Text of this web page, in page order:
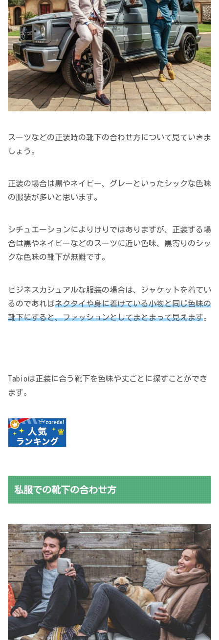
スーツなどの正装時の靴下の合わせ方について見ていきま
しょう。
正装の場合は黒やネイビー、グレーといったシックな色味
の服装が多いと思います。
シチュエーションによりけりではありますが、正装する場
合は黒やネイビーなどのスーツに近い色味、黒寄りのシッ
クな色味の靴下が無難です。
ビジネスカジュアルな服装の場合は、ジャケットを着てい
るのであればネクタイや身に着けている小物と同じ色味の
靴下にすると、ファッションとしてまとまって見えます。
Tabioは正装に合う靴下を色味や丈ごとに探すことができ
ます。
私服での靴下の合わせ方